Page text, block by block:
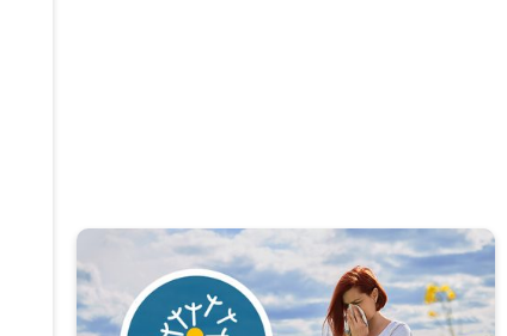
Tips til at lindre høfeber. Hold pollen i ave. . .